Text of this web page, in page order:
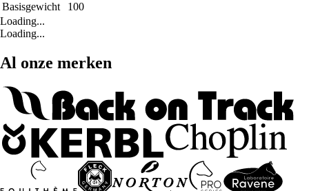
Basisgewicht
100
Loading...
Loading...
Al onze merken